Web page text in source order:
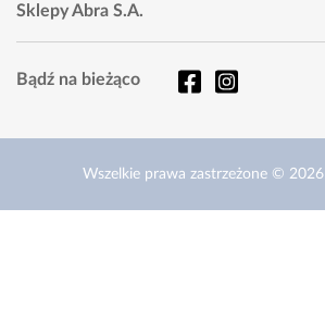
Sklepy Abra S.A.
Bądź na bieżąco
Wszelkie prawa zastrzeżone © 2026